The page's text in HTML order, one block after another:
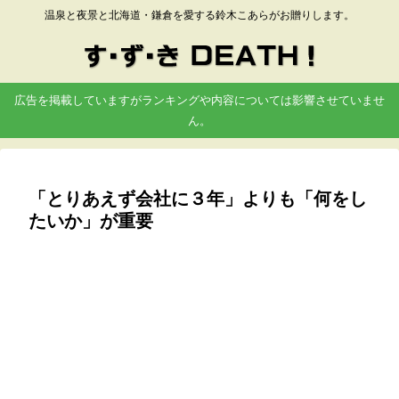
温泉と夜景と北海道・鎌倉を愛する鈴木こあらがお贈りします。
広告を掲載していますがランキングや内容については影響させていませ
ん。
「とりあえず会社に３年」よりも「何をし
たいか」が重要